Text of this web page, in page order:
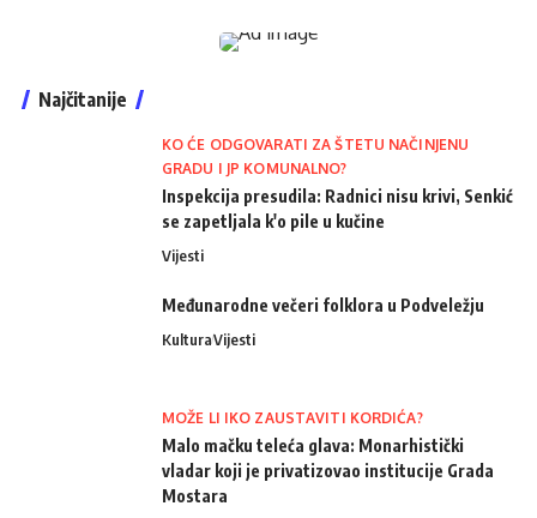
Najčitanije
KO ĆE ODGOVARATI ZA ŠTETU NAČINJENU
GRADU I JP KOMUNALNO?
Inspekcija presudila: Radnici nisu krivi, Senkić
se zapetljala k'o pile u kučine
Vijesti
Međunarodne večeri folklora u Podveležju
KulturaVijesti
MOŽE LI IKO ZAUSTAVITI KORDIĆA?
Malo mačku teleća glava: Monarhistički
vladar koji je privatizovao institucije Grada
Mostara